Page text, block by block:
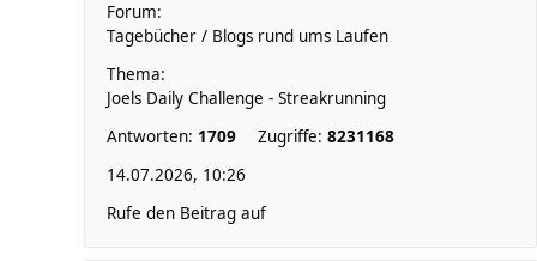
Forum:
Tagebücher / Blogs rund ums Laufen
Thema:
Joels Daily Challenge - Streakrunning
Antworten: 1709 Zugriffe: 8231168
14.07.2026, 10:26
Rufe den Beitrag auf